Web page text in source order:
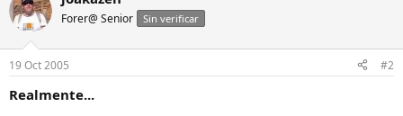
Forer@ Senior Sin verificar
19 Oct 2005 #2
Realmente...